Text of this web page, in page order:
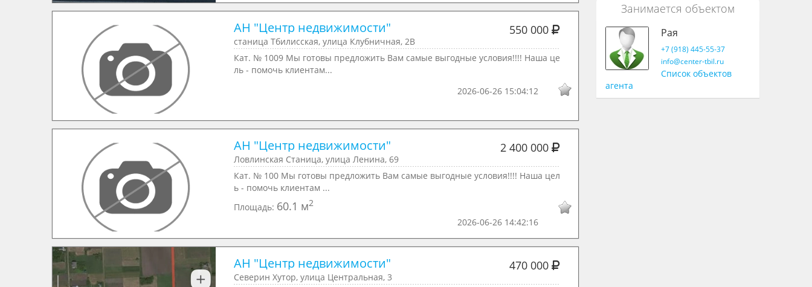
АН "Центр недвижимости" 550 000
станица Тбилисская, улица Клубничная, 2В
Кат. № 1009 Мы готовы предложить Вам самые выгодные условия!!!! Наша це
ль - помочь клиентам...
2026-06-26 15:04:12
АН "Центр недвижимости" 2 400 000
Ловлинская Станица, улица Ленина, 69
Кат. № 100 Мы готовы предложить Вам самые выгодные условия!!!! Наша цел
ь - помочь клиентам ...
Площадь: 60.1 м2
2026-06-26 14:42:16
АН "Центр недвижимости" 470 000
Северин Хутор, улица Центральная, 3
Занимается объектом
Рая
+7 (918) 445-55-37
info@center-tbil.ru
Список объектов
агента